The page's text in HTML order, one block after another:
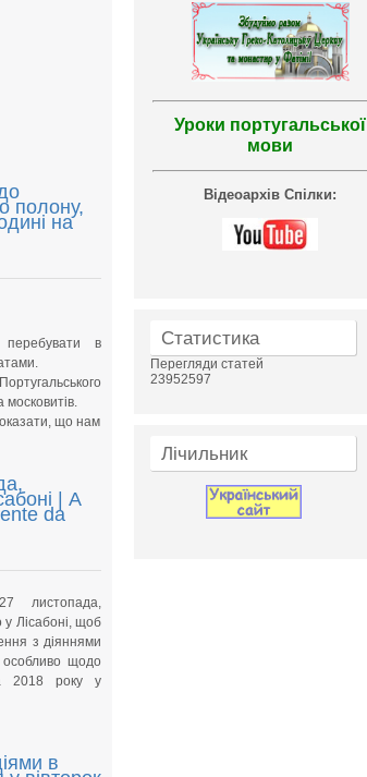
полону,
на
перебувати в
що нам
| A
da
листопада,
у Лісабоні, щоб
з діяннями
особливо щодо
2018 року у
в
Уроки португальської
мови
Відеоархів Спілки:
Статистика
Перегляди статей
23952597
Лічильник